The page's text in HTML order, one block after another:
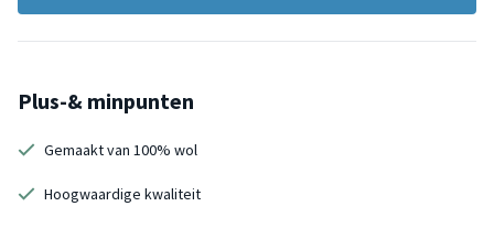
Plus-& minpunten
Gemaakt van 100% wol
Hoogwaardige kwaliteit